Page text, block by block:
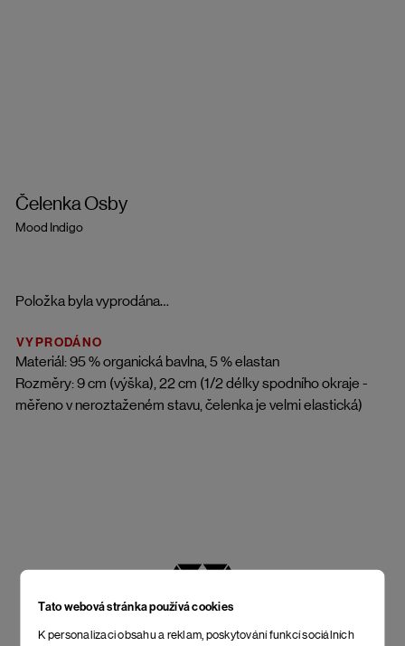
Tato webová stránka používá cookies
K personalizaci obsahu a reklam, poskytování funkcí sociálních
Čelenka Osby
Mood Indigo
Materiál: 95 % organická bavlna, 5 % elastan
Rozměry: 9 cm (výška), 22 cm (1/2 délky spodního okraje -
měřeno v neroztaženém stavu, čelenka je velmi elastická)
Položka byla vyprodána…
VYPRODÁNO
NEJLEPŠÍ POMĚR